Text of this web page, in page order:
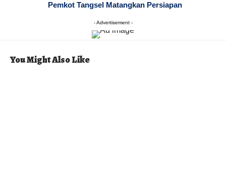
Pemkot Tangsel Matangkan Persiapan
- Advertisement -
You Might Also Like